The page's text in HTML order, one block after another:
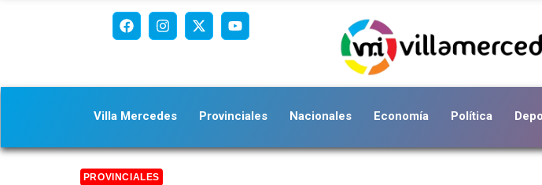
Villa Mercedes Provinciales Nacionales Economía Política
PROVINCIALES